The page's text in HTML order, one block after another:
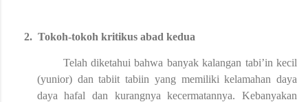
2. Tokoh-tokoh kritikus abad kedua
Telah diketahui bahwa banyak kalangan tabi’in kecil
(yunior) dan tabiit tabiin yang memiliki kelamahan daya
daya hafal dan kurangnya kecermatannya. Kebanyakan